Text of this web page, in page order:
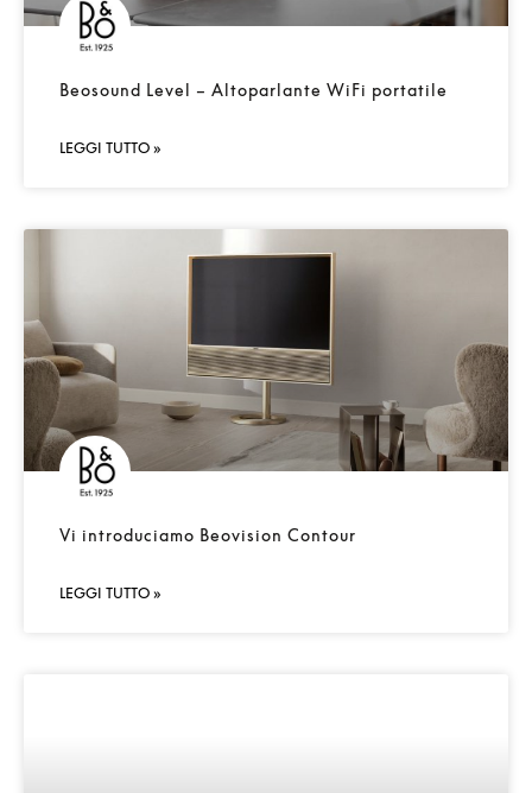
Beosound Level – Altoparlante WiFi portatile
LEGGI TUTTO »
Vi introduciamo Beovision Contour
LEGGI TUTTO »